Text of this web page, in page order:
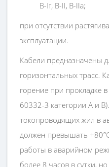
B-Iг, В-II, В-IIа;
при отсутствии
эксплуатации.
Кабели предназначены
горизонтальных трасс.
горение при прокладке
60332-3 категории А и
токопроводящих жил в
должен превышать
работы в аварийном
более 8 часов в сутки,